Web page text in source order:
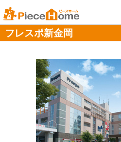
フレスポ新金岡